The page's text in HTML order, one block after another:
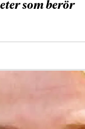
som berör